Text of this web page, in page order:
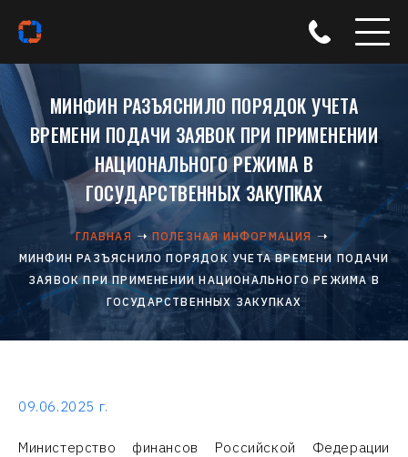
МИНФИН РАЗЪЯСНИЛО ПОРЯДОК УЧЕТА
ВРЕМЕНИ ПОДАЧИ ЗАЯВОК ПРИ ПРИМЕНЕНИИ
НАЦИОНАЛЬНОГО РЕЖИМА В
ГОСУДАРСТВЕННЫХ ЗАКУПКАХ
ГЛАВНАЯ
ПОЛЕЗНАЯ ИНФОРМАЦИЯ
МИНФИН РАЗЪЯСНИЛО ПОРЯДОК УЧЕТА ВРЕМЕНИ ПОДАЧИ
ЗАЯВОК ПРИ ПРИМЕНЕНИИ НАЦИОНАЛЬНОГО РЕЖИМА В
ГОСУДАРСТВЕННЫХ ЗАКУПКАХ
09.06.2025 г.
Министерство финансов Российской Федерации